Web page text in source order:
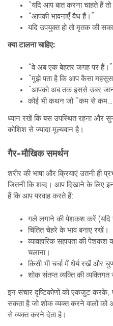
“यदि आप बात करना चाहते हैं
“आपकी भावनाएँ वैध हैं।”
यदि उपयुक्त हो तो मृतक की
क्या टालना चाहिए:
“वे अब एक बेहतर जगह पर हैं।”
“मुझे पता है कि आप कैसा
“आपको अब तक इससे उबर
कोई भी कथन जो “कम से
ध्यान रखें कि बस उपस्थित रहना और
कोशिश से ज्यादा मूल्यवान है।
गैर-मौखिक समर्थन
शरीर की भाषा और क्रियाएं उतनी ही
जितनी कि शब्द। आप दिखाने के लिए
हैं कि आप परवाह करते हैं:
गले लगाने की पेशकश करें (यदि
चिंतित चेहरे के भाव बनाए रखें।
व्यावहारिक सहायता की
चलाना।
किसी भी चर्चा में धैर्य रखें और
शोक संतप्त व्यक्ति की
इन संचार दृष्टिकोणों को एकजुट करके,
सकता है जो शोक व्यक्त करने वालों को
से व्यक्त करने देता है।